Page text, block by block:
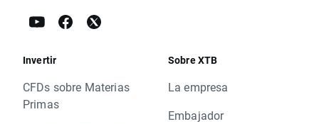
Invertir
CFDs sobre Materias
Primas
Sobre XTB
La empresa
Embajador